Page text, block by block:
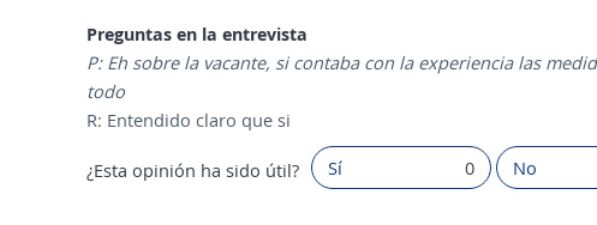
Preguntas en la entrevista
P: Eh sobre la vacante, si contaba con la experiencia las
todo
R: Entendido claro que si
¿Esta opinión ha sido útil? Sí 0 No